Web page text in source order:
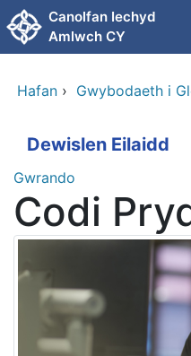
Neidio i'r prif gynnwy
Canolfan Iechyd
Amlwch CY
Hafan › Gwybodaeth i
Dewislen Eilaidd
Gwrando
Codi